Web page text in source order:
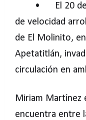
•
El 20
de velocidad
de El Molinito,
Apetatitlán,
circulación en
Miriam Martínez
encuentra entre